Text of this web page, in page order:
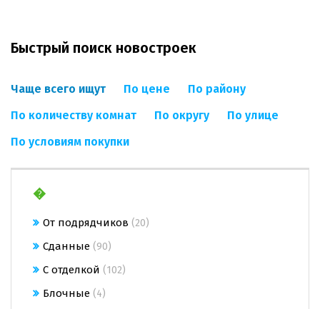
Быстрый поиск новостроек
Чаще всего ищут По цене
По району
По количеству комнат
По округу
По улице
По условиям покупки
�
От подрядчиков (20)
Сданные (90)
С отделкой (102)
Блочные (4)